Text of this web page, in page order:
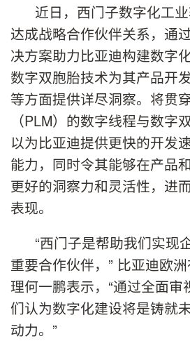
近日，西门子数字化工
达成战略合作伙伴关系，通
决方案助力比亚迪构建数字
数字双胞胎技术为其产品开
等方面提供详尽洞察。将贯
（PLM）的数字线程与数字
以为比亚迪提供更快的开发
能力，同时令其能够在产品
更好的洞察力和灵活性，进
表现。
“西门子是帮助我们实现
重要合作伙伴，” 比亚迪欧
理何一鹏表示，“通过全面审
们认为数字化建设将是铸就
动力。”